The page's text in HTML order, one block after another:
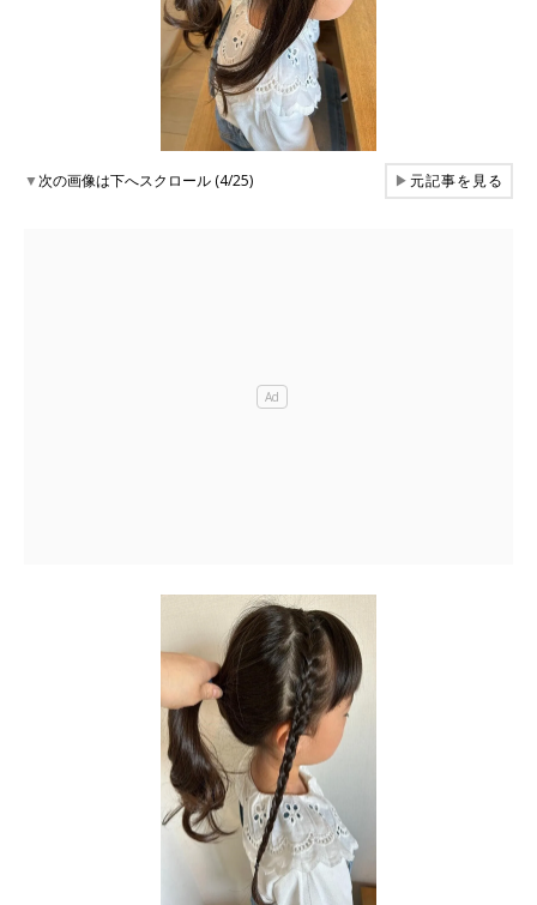
▼次の画像は下へスクロール (4/25) ▶元記事を見る